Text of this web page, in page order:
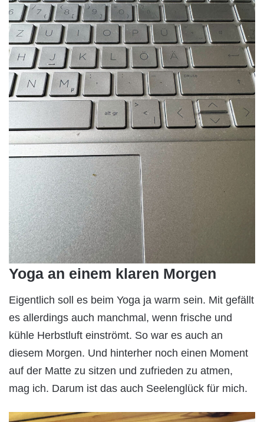
Yoga an einem klaren Morgen
Eigentlich soll es beim Yoga ja warm sein. Mit gefällt
es allerdings auch manchmal, wenn frische und
kühle Herbstluft einströmt. So war es auch an
diesem Morgen. Und hinterher noch einen Moment
auf der Matte zu sitzen und zufrieden zu atmen,
mag ich. Darum ist das auch Seelenglück für mich.